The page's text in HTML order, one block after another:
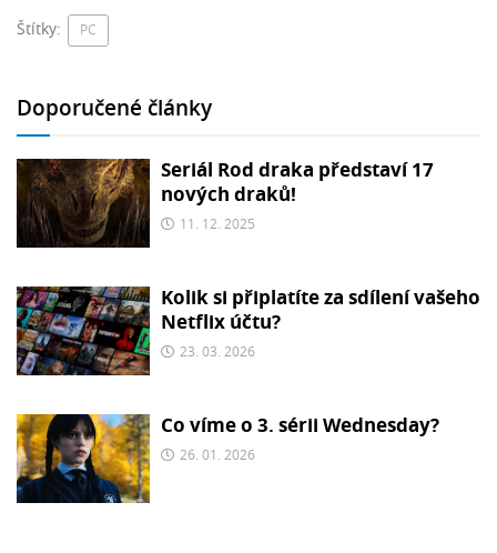
Štítky: PC
Doporučené články
Seriál Rod draka představí 17
nových draků!
11. 12. 2025
Kolik si připlatíte za sdílení vašeho
Netflix účtu?
23. 03. 2026
Co víme o 3. sérii Wednesday?
26. 01. 2026